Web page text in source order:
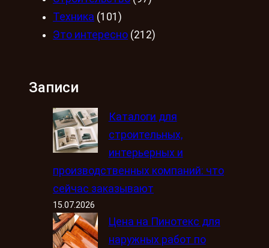
Техника (101)
Это интересно (212)
Записи
Каталоги для
строительных,
интерьерных и
производственных компаний: что
сейчас заказывают
15.07.2026
Цена на Пинотекс для
наружных работ по